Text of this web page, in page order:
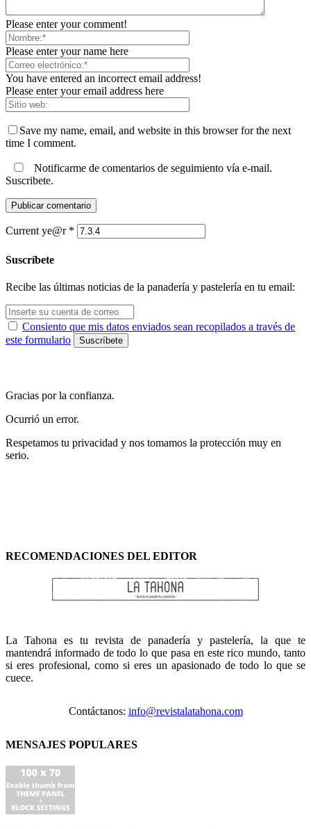
Please enter your comment!
Please enter your name here
You have entered an incorrect email address!
Please enter your email address here
Save my name, email, and website in this browser for the next
time I comment.
Notificarme de comentarios de seguimiento vía e-mail.
Suscribete.
Current ye@r *
Suscríbete
Recibe las últimas noticias de la panadería y pastelería en tu email:
Consiento que mis datos enviados sean recopilados a través de
este formulario
Gracias por la confianza.
Ocurrió un error.
Respetamos tu privacidad y nos tomamos la protección muy en
serio.
RECOMENDACIONES DEL EDITOR
La Tahona es tu revista de panadería y pastelería, la que te
mantendrá informado de todo lo que pasa en este rico mundo, tanto
si eres profesional, como si eres un apasionado de todo lo que se
cuece.
Contáctanos: info@revistalatahona.com
MENSAJES POPULARES